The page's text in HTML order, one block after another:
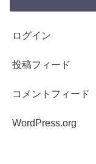
ログイン
投稿フィード
コメントフィード
WordPress.org